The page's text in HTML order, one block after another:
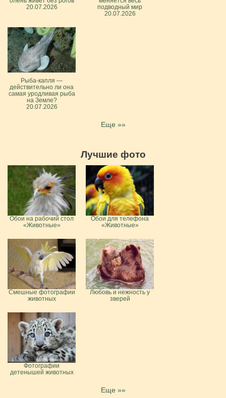
20.07.2026
подводный мир
20.07.2026
Рыба-капля —
действительно ли она
самая уродливая рыба
на Земле?
20.07.2026
Еще »»
Лучшие фото
Обои на рабочий стол
«Животные»
Обои для телефона
«Животные»
Смешные фотографии
животных
Любовь и нежность у
зверей
Фотографии
детенышей животных
Еще »»